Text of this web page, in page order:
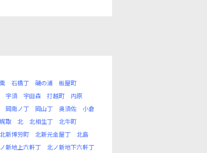
粟 石橋丁 磯の浦
板屋町
宇須 宇田森 打越町
内原
岡南ノ丁 岡山丁 奥須佐
小倉
梶取 北 北相生丁
北牛町
北新博労町 北新元金屋丁
北島
新地上六軒丁
北ノ新地下六軒丁